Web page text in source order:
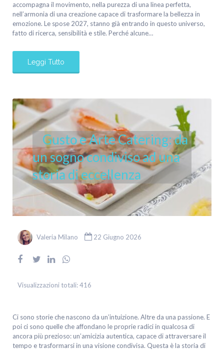
accompagna il movimento, nella purezza di una linea perfetta,
nell’armonia di una creazione capace di trasformare la bellezza in
emozione. Le spose 2027, stanno già entrando in questo universo,
fatto di ricerca, sensibilità e stile. Perché alcune…
Leggi Tutto
Gusto e Arte Catering: da
un sogno condiviso ad una
storia di eccellenza
Valeria Milano 22 Giugno 2026
Visualizzazioni totali:416
Ci sono storie che nascono da un’intuizione. Altre da una passione. E
poi ci sono quelle che affondano le proprie radici in qualcosa di
ancora più prezioso: un’amicizia autentica, capace di attraversare il
tempo e trasformarsi in una visione condivisa. Questa è la storia di